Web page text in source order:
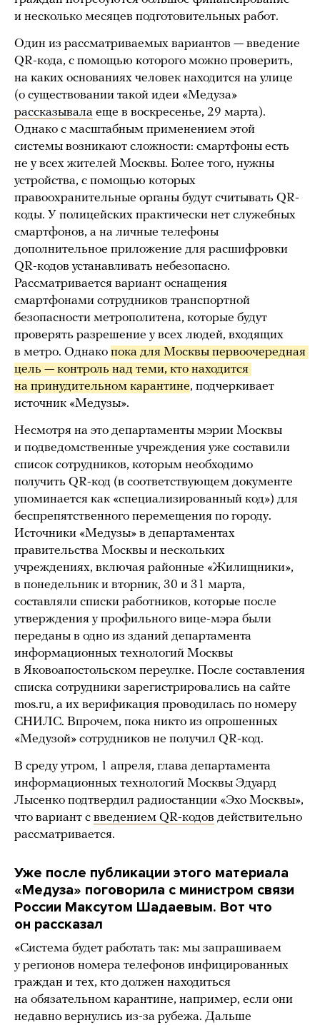
и несколько месяцев подготовительных работ.
Один из рассматриваемых вариантов — введение
QR-кода, с помощью которого можно проверить,
на каких основаниях человек находится на улице
(о существовании такой идеи «Медуза»
рассказывала еще в воскресенье, 29 марта).
Однако с масштабным применением этой
системы возникают сложности: смартфоны есть
не у всех жителей Москвы. Более того, нужны
устройства, с помощью которых
правоохранительные органы будут считывать QR-
коды. У полицейских практически нет служебных
смартфонов, а на личные телефоны
дополнительное приложение для расшифровки
QR-кодов устанавливать небезопасно.
Рассматривается вариант оснащения
смартфонами сотрудников транспортной
безопасности метрополитена, которые будут
проверять разрешение у всех людей, входящих
в метро. Однако пока для Москвы первоочередная
цель — контроль над теми, кто находится
на принудительном карантине, подчеркивает
источник «Медузы».
Несмотря на это департаменты мэрии Москвы
и подведомственные учреждения уже составили
список сотрудников, которым необходимо
получить QR-код (в соответствующем документе
упоминается как «специализированный код») для
беспрепятственного перемещения по городу.
Источники «Медузы» в департаментах
правительства Москвы и нескольких
учреждениях, включая районные «Жилищники»,
в понедельник и вторник, 30 и 31 марта,
составляли списки работников, которые после
утверждения у профильного вице-мэра были
переданы в одно из зданий департамента
информационных технологий Москвы
в Яковоапостольском переулке. После составления
списка сотрудники зарегистрировались на сайте
mos.ru, а их верификация проводилась по номеру
СНИЛС. Впрочем, пока никто из опрошенных
«Медузой» сотрудников не получил QR-код.
В среду утром, 1 апреля, глава департамента
информационных технологий Москвы Эдуард
Лысенко подтвердил радиостанции «Эхо Москвы»,
что вариант с введением QR-кодов действительно
рассматривается.
Уже после публикации этого материала
«Медуза» поговорила с министром связи
России Максутом Шадаевым. Вот что
он рассказал
«Система будет работать так: мы запрашиваем
у регионов номера телефонов инфицированных
граждан и тех, кто должен находиться
на обязательном карантине, например, если они
недавно вернулись из-за рубежа. Дальше